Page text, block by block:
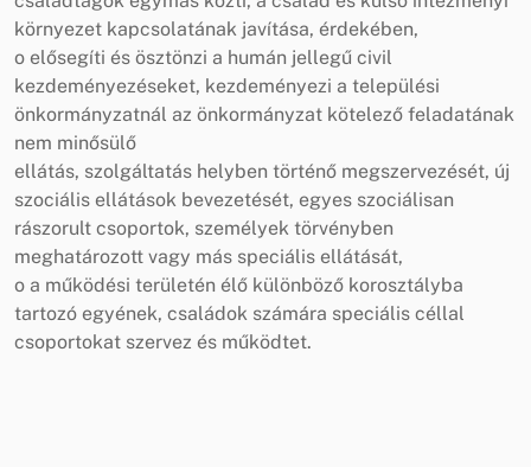
környezet kapcsolatának javítása, érdekében,
o elősegíti és ösztönzi a humán jellegű civil
kezdeményezéseket, kezdeményezi a települési
önkormányzatnál az önkormányzat kötelező feladatának
nem minősülő
ellátás, szolgáltatás helyben történő megszervezését, új
szociális ellátások bevezetését, egyes szociálisan
rászorult csoportok, személyek törvényben
meghatározott vagy más speciális ellátását,
o a működési területén élő különböző korosztályba
tartozó egyének, családok számára speciális céllal
csoportokat szervez és működtet.